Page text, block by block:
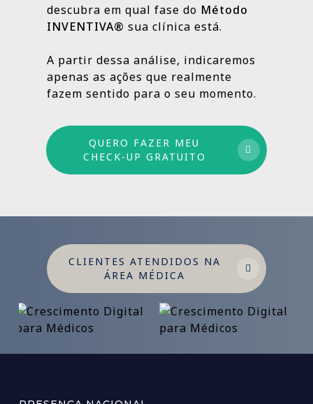
Por isso trabalhamos com um método
médio e longo prazo para garantir
crescimento sustentável.
descubra em qual fase do Método
INVENTIVA® sua clínica está.
A partir dessa análise, indicaremos
apenas as ações que realmente
fazem sentido para o seu momento.
QUERO FAZER MEU
CHECK-UP GRATUITO
CLIENTES ATENDIDOS NA
ÁREA MÉDICA